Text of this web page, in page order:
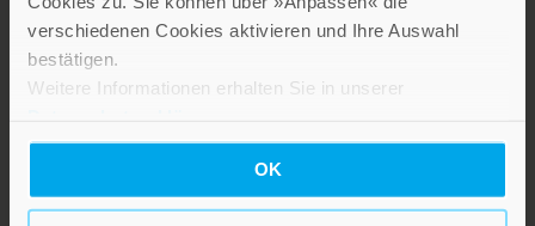
verschiedenen Cookies aktivieren und Ihre Auswahl
bestätigen.
Weitere Informationen erhalten Sie in unserer
OK
LEBE GUT MAGAZIN
NEWSLETTER